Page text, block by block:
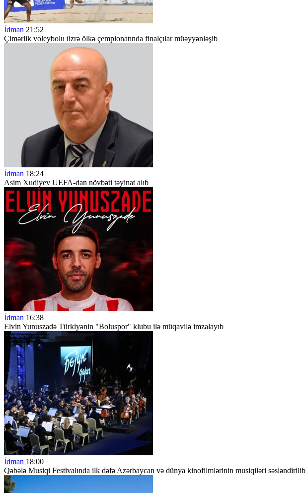
İdman 21:52
Çimərlik voleybolu üzrə ölkə çempionatında finalçılar müəyyənləşib
İdman 18:24
Asim Xudiyev UEFA-dan növbəti təyinat alıb
İdman 16:38
Elvin Yunuszadə Türkiyənin "Boluspor" klubu ilə müqavilə imzalayıb
İdman 18:00
Qəbələ Musiqi Festivalında ilk dəfə Azərbaycan və dünya kinofilmlərinin musiqiləri səsləndirilib